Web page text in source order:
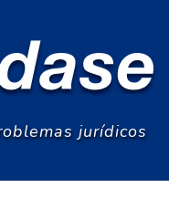
jurídicos